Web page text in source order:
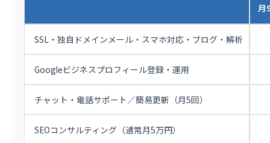
月
SSL・独自ドメインメール・スマホ対応・ブログ・解析
Googleビジネスプロフィール登録・運用
チャット・電話サポート／簡易更新（月5回）
SEOコンサルティング（通常月5万円）